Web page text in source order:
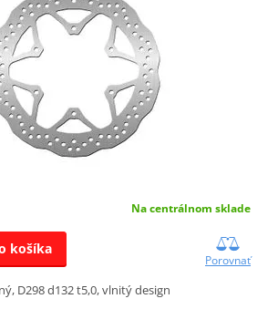
Na centrálnom sklade
košíka
Porovnať
D298 d132 t5,0, vlnitý design